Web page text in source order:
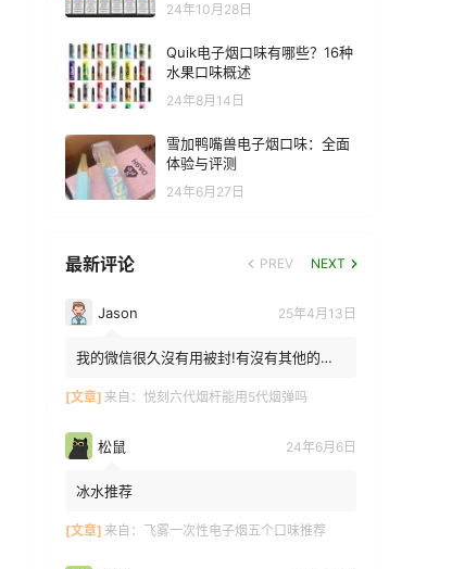
24年10月28日
Quik电子烟口味有哪些？16种
水果口味概述
24年8月14日
雪加鸭嘴兽电子烟口味：全面
体验与评测
24年6月27日
最新评论 PREV NEXT
Jason 25年4月13日
我的微信很久沒有用被封!有沒有其他的方
[文章] 来自： 悦刻六代烟杆能用5代烟弹吗
松鼠 24年6月6日
冰水推荐
[文章] 来自： 飞雾一次性电子烟五个口味推荐